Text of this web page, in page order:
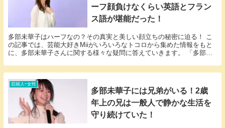
ーフ顔負けなくらい英語とフラン
ス語が堪能だった！
多部未華子はハーフなの？その真実と美しい顔立ちの秘密に迫る！ こ
の記事では、芸能大好きMiiがいろいろなトコロから集めた情報をもと
に、多部未華子さんに関する様々な疑問に答えていきます。 「多部未
芸能人ｰ女性
多部未華子には兄弟がいる！2歳
年上の兄は一般人で静かな生活を
守り続けていた！